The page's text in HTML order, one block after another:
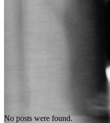
No posts were found.